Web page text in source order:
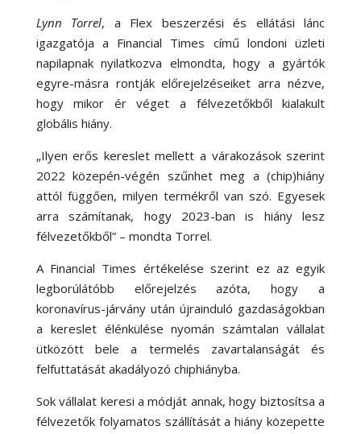
Lynn Torrel, a Flex beszerzési és ellátási lánc
igazgatója a Financial Times című londoni üzleti
napilapnak nyilatkozva elmondta, hogy a gyártók
egyre-másra rontják előrejelzéseiket arra nézve,
hogy mikor ér véget a félvezetőkből kialakult
globális hiány.
„Ilyen erős kereslet mellett a várakozások szerint
2022 közepén-végén szűnhet meg a (chip)hiány
attól függően, milyen termékről van szó. Egyesek
arra számítanak, hogy 2023-ban is hiány lesz
félvezetőkből” – mondta Torrel.
A Financial Times értékelése szerint ez az egyik
legborúlátóbb előrejelzés azóta, hogy a
koronavírus-járvány után újrainduló gazdaságokban
a kereslet élénkülése nyomán számtalan vállalat
ütközött bele a termelés zavartalanságát és
felfuttatását akadályozó chiphiányba.
Sok vállalat keresi a módját annak, hogy biztosítsa a
félvezetők folyamatos szállítását a hiány közepette